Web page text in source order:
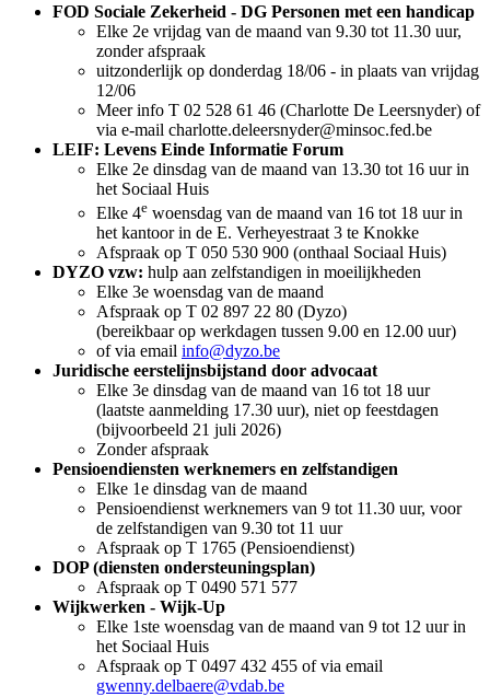
FOD Sociale Zekerheid - DG Personen met een handicap
Elke 2e vrijdag van de maand van 9.30 tot 11.30 uur,
zonder afspraak
uitzonderlijk op donderdag 18/06 - in plaats van vrijdag
12/06
Meer info T 02 528 61 46 (Charlotte De Leersnyder) of
via e-mail charlotte.deleersnyder@minsoc.fed.be
LEIF: Levens Einde Informatie Forum
Elke 2e dinsdag van de maand van 13.30 tot 16 uur in
het Sociaal Huis
Elke 4e woensdag van de maand van 16 tot 18 uur in
het kantoor in de E. Verheyestraat 3 te Knokke
Afspraak op T 050 530 900 (onthaal Sociaal Huis)
DYZO vzw: hulp aan zelfstandigen in moeilijkheden
Elke 3e woensdag van de maand
Afspraak op T 02 897 22 80 (Dyzo)
(bereikbaar op werkdagen tussen 9.00 en 12.00 uur)
of via email info@dyzo.be
Juridische eerstelijnsbijstand door advocaat
Elke 3e dinsdag van de maand van 16 tot 18 uur
(laatste aanmelding 17.30 uur), niet op feestdagen
(bijvoorbeeld 21 juli 2026)
Zonder afspraak
Pensioendiensten werknemers en zelfstandigen
Elke 1e dinsdag van de maand
Pensioendienst werknemers van 9 tot 11.30 uur, voor
de zelfstandigen van 9.30 tot 11 uur
Afspraak op T 1765 (Pensioendienst)
DOP (diensten ondersteuningsplan)
Afspraak op T 0490 571 577
Wijkwerken - Wijk-Up
Elke 1ste woensdag van de maand van 9 tot 12 uur in
het Sociaal Huis
Afspraak op T 0497 432 455 of via email
gwenny.delbaere@vdab.be